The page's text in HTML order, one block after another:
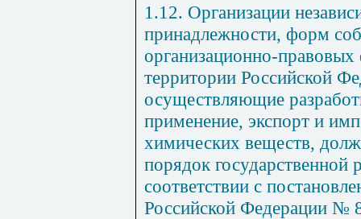
1.12. Организации
принадлежности, форм
организационно-
территории Российской
осуществляющие
применение, экспорт и
химических веществ,
порядок государственной
соответствии с
Российской Федерации №